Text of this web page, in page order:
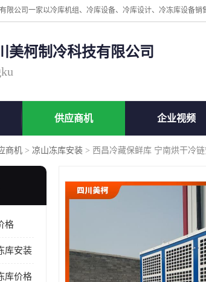
美柯制冷科技有限公司
供应商机 企业视频
商机 > 凉山冻库安装 > 西昌冷藏保鲜库 宁南烘干冷
格
库安装
库价格